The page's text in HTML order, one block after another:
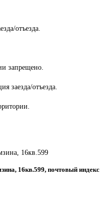
отъезда.
запрещено.
заезда/отъезда.
16кв.599
16кв.599, почтовый